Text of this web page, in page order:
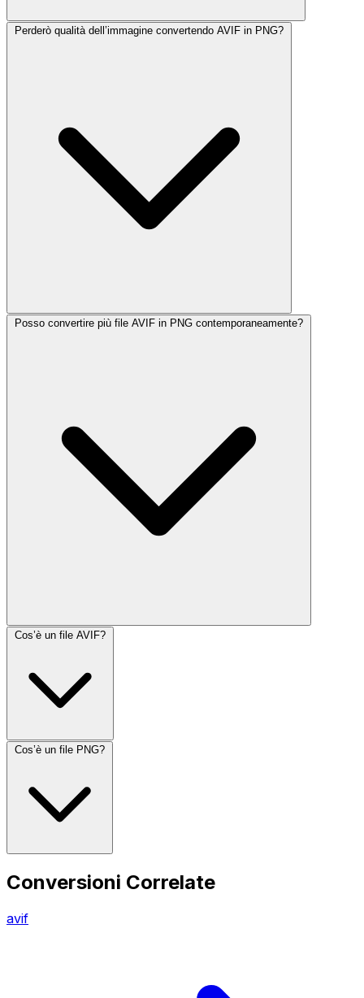
Perderò qualità dell’immagine convertendo AVIF in PNG?
Posso convertire più file AVIF in PNG contemporaneamente?
Cos’è un file AVIF?
Cos’è un file PNG?
Conversioni Correlate
avif